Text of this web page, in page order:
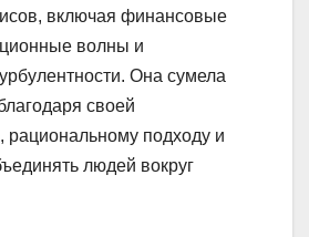
включая финансовые
волны и
Она сумела
своей
рациональному подходу и
людей вокруг